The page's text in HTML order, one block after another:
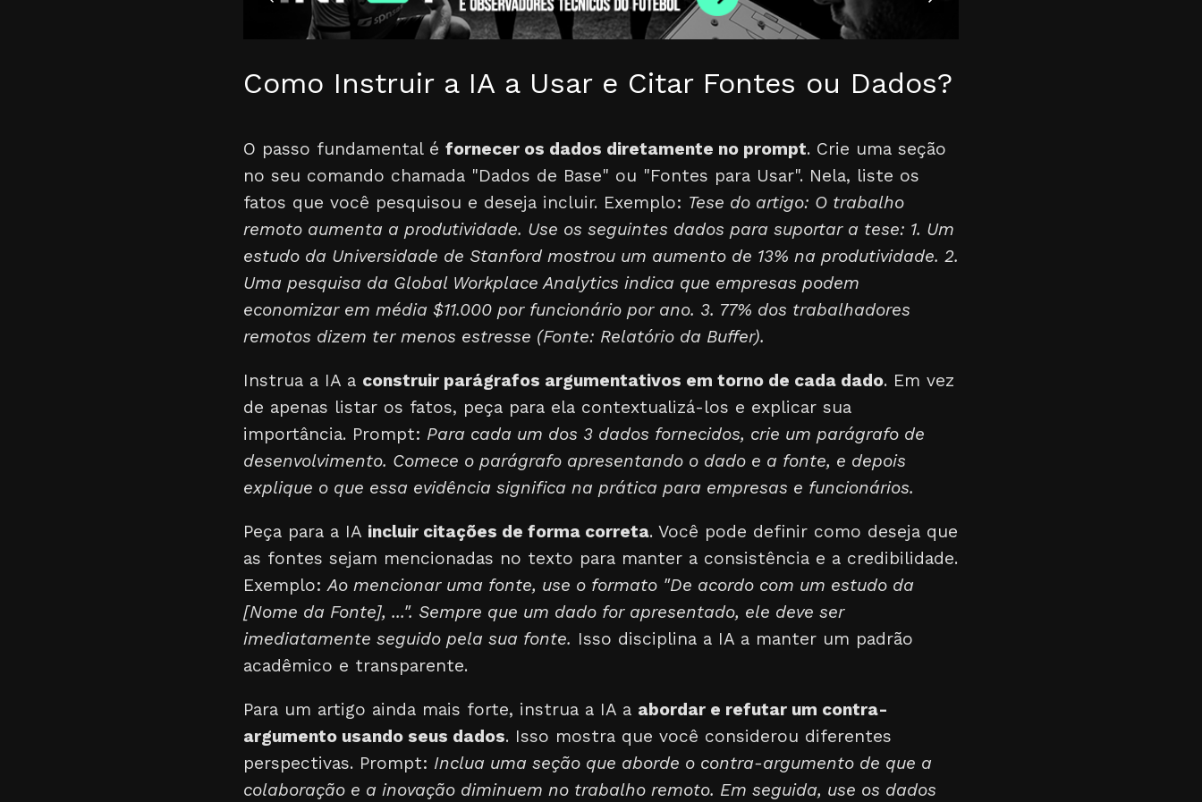
Como Instruir a IA a Usar e Citar Fontes ou Dados?
O passo fundamental é fornecer os dados diretamente no prompt. Crie uma seção
no seu comando chamada "Dados de Base" ou "Fontes para Usar". Nela, liste os
fatos que você pesquisou e deseja incluir. Exemplo: Tese do artigo: O trabalho
remoto aumenta a produtividade. Use os seguintes dados para suportar a tese: 1. Um
estudo da Universidade de Stanford mostrou um aumento de 13% na produtividade. 2.
Uma pesquisa da Global Workplace Analytics indica que empresas podem
economizar em média $11.000 por funcionário por ano. 3. 77% dos trabalhadores
remotos dizem ter menos estresse (Fonte: Relatório da Buffer).
Instrua a IA a construir parágrafos argumentativos em torno de cada dado. Em vez
de apenas listar os fatos, peça para ela contextualizá-los e explicar sua
importância. Prompt: Para cada um dos 3 dados fornecidos, crie um parágrafo de
desenvolvimento. Comece o parágrafo apresentando o dado e a fonte, e depois
explique o que essa evidência significa na prática para empresas e funcionários.
Peça para a IA incluir citações de forma correta. Você pode definir como deseja que
as fontes sejam mencionadas no texto para manter a consistência e a credibilidade.
Exemplo:Ao mencionar uma fonte, use o formato "De acordo com um estudo da
[Nome da Fonte], ...". Sempre que um dado for apresentado, ele deve ser
imediatamente seguido pela sua fonte. Isso disciplina a IA a manter um padrão
acadêmico e transparente.
Para um artigo ainda mais forte, instrua a IA a abordar e refutar um contra-
argumento usando seus dados. Isso mostra que você considerou diferentes
perspectivas. Prompt: Inclua uma seção que aborde o contra-argumento de que a
colaboração e a inovação diminuem no trabalho remoto. Em seguida, use os dados